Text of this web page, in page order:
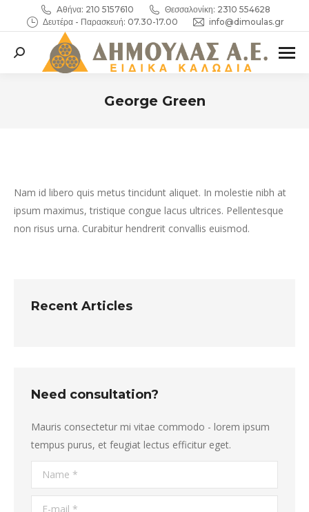
Aθήνα: 210 5157610
Θεσσαλονίκη: 2310 554628
Δευτέρα - Παρασκευή: 07.30-17.00
info@dimoulas.gr
Search:
George Green
Nam id libero quis metus tincidunt aliquet. In molestie nibh at
ipsum maximus, tristique congue lacus ultrices. Pellentesque
non risus urna. Curabitur hendrerit convallis euismod.
Recent Articles
Need consultation?
Mauris consectetur mi vitae commodo - lorem ipsum
tempus purus, et feugiat lectus efficitur eget.
Name *
E-mail *